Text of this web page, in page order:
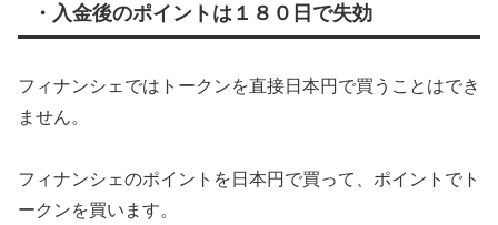
・入金後のポイントは１８０日で失効
フィナンシェではトークンを直接日本円で買うことはでき
ません。
フィナンシェのポイントを日本円で買って、ポイントでト
ークンを買います。